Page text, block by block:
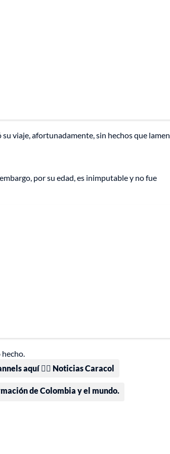
viaje, afortunadamente, sin hechos que
por su edad, es inimputable y no fue
aquí 👉🏻 Noticias Caracol
de Colombia y el mundo.